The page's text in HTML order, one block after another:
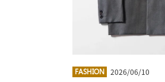
FASHION 2026/06/10